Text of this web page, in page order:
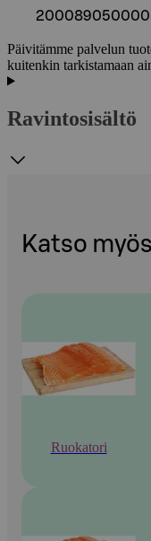
Päivitämme palvelun
kuitenkin tarkistamaan
Ravintosisältö
Katso myös
Ruokatori